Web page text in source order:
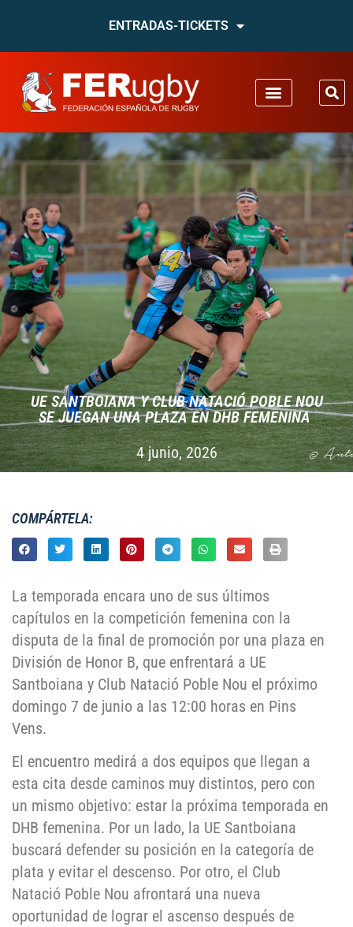
ENTRADAS-TICKETS
UE SANTBOIANA Y CLUB NATACIÓ POBLE NOU
SE JUEGAN UNA PLAZA EN DHB FEMENINA
4 junio, 2026
COMPÁRTELA:
La temporada encara uno de sus últimos
capítulos en la competición femenina con la
disputa de la final de promoción por una plaza en
División de Honor B, que enfrentará a UE
Santboiana y Club Natació Poble Nou el próximo
domingo 7 de junio a las 12:00 horas en Pins
Vens.
El encuentro medirá a dos equipos que llegan a
esta cita desde caminos muy distintos, pero con
un mismo objetivo: estar la próxima temporada en
DHB femenina. Por un lado, la UE Santboiana
buscará defender su posición en la categoría de
plata y evitar el descenso. Por otro, el Club
Natació Poble Nou afrontará una nueva
oportunidad de lograr el ascenso después de